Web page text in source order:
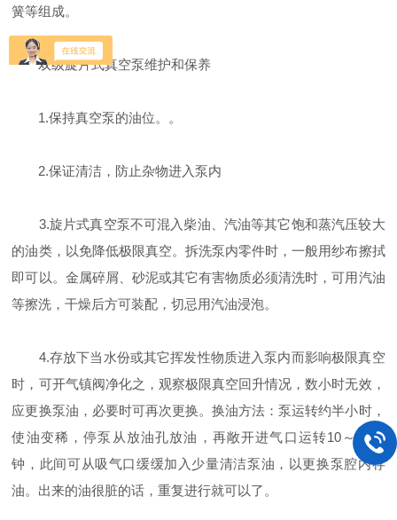
簧等组成。
双级旋片式真空泵维护和保养
1.保持真空泵的油位。。
2.保证清洁，防止杂物进入泵内
3.旋片式真空泵不可混入柴油、汽油等其它饱和蒸汽压较大
的油类，以免降低极限真空。拆洗泵内零件时，一般用纱布擦拭
即可以。金属碎屑、砂泥或其它有害物质必须清洗时，可用汽油
等擦洗，干燥后方可装配，切忌用汽油浸泡。
4.存放下当水份或其它挥发性物质进入泵内而影响极限真空
时，可开气镇阀净化之，观察极限真空回升情况，数小时无效，
应更换泵油，必要时可再次更换。换油方法：泵运转约半小时，
使油变稀，停泵从放油孔放油，再敞开进气口运转10～20秒
钟，此间可从吸气口缓缓加入少量清洁泵油，以更换泵腔内存
油。出来的油很脏的话，重复进行就可以了。